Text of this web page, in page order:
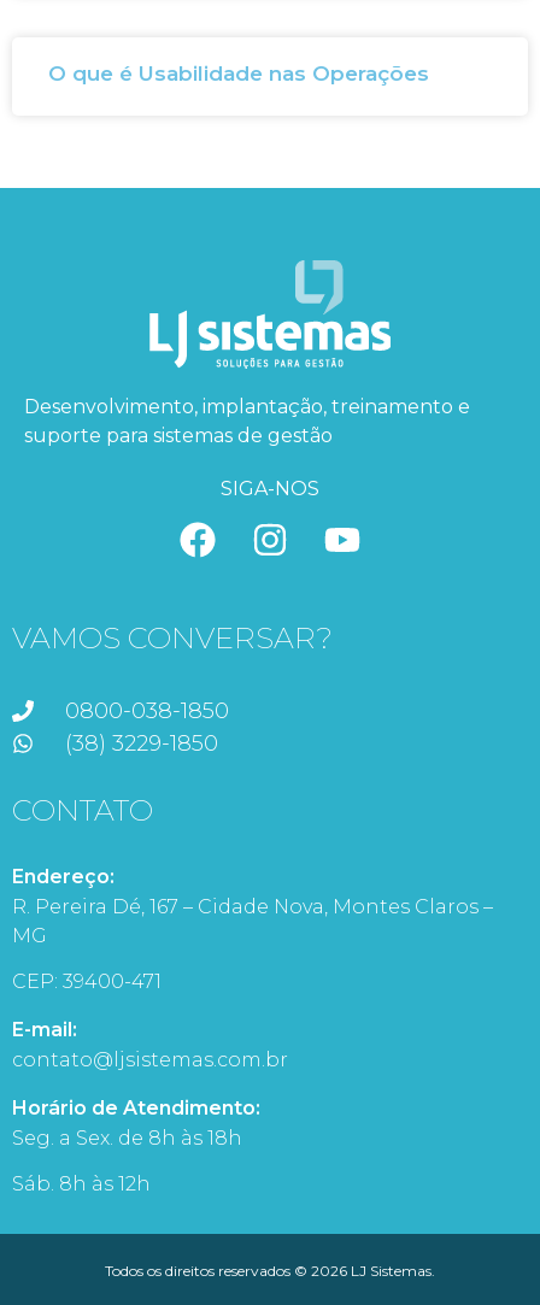
O que é Usabilidade nas Operações
Desenvolvimento, implantação, treinamento e
suporte para sistemas de gestão
SIGA-NOS
VAMOS CONVERSAR?
0800-038-1850
(38) 3229-1850
CONTATO
Endereço:
R. Pereira Dé, 167 – Cidade Nova, Montes Claros –
MG
CEP: 39400-471
E-mail:
contato@ljsistemas.com.br
Horário de Atendimento:
Seg. a Sex. de 8h às 18h
Sáb. 8h às 12h
Todos os direitos reservados © 2026 LJ Sistemas.